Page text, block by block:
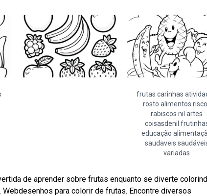
frutas carinhas
rosto alimentos
rabiscos nil artes
coisasdenil
educação
saudaveis
variadas
de aprender sobre frutas enquanto se diverte
para colorir de frutas. Encontre diversos